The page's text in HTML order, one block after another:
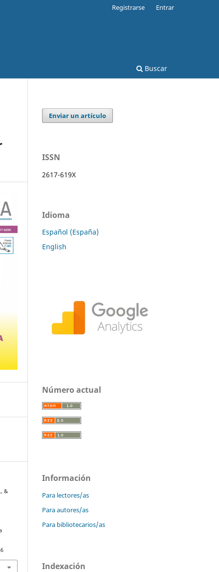
Buscar
Registrarse Entrar
&
Enviar un artículo
ISSN
2617-619X
Idioma
Español (España)
English
Número actual
Información
Para lectores/as
Para autores/as
Para bibliotecarios/as
Indexación